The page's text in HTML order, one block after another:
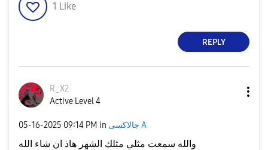
1 Like
REPLY
R_X2
Active Level 4
‎05-16-2025 09:14 PM in جالاكسى A
والله سمعت مثلي مثلك الشهر هاذ ان شاء الله